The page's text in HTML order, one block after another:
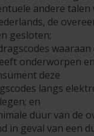
andere
de
gesloten;
onderworpen
deze
langs
en
duur van de
in geval van een